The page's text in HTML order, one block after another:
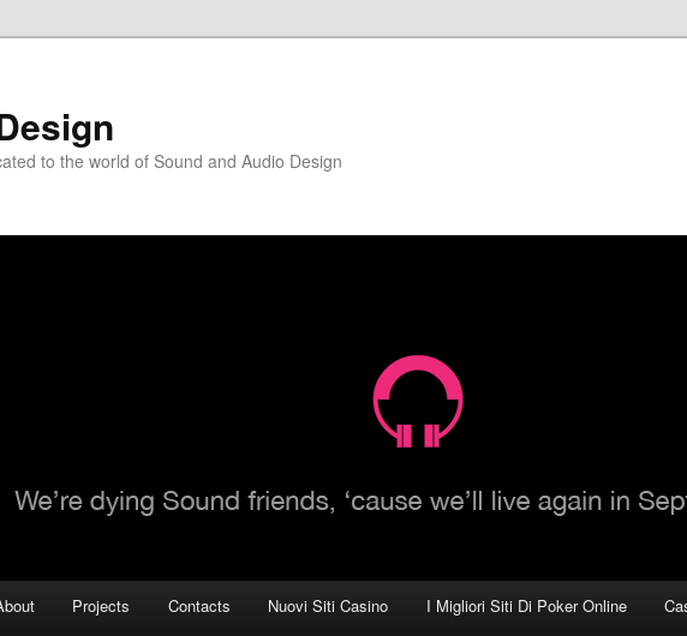
to the world of Sound and Audio Design
content
content
Projects Contacts Nuovi Siti Casino I Migliori Siti Di Poker Online